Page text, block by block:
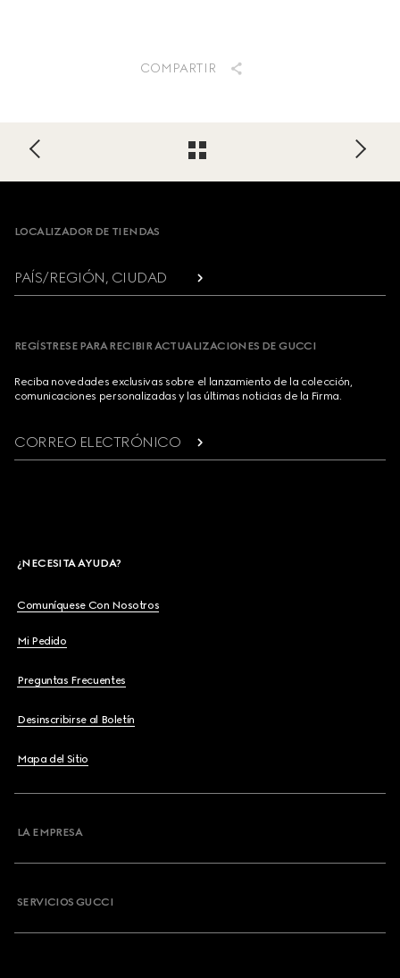
COMPARTIR
LOCALIZADOR DE TIENDAS
PAÍS/REGIÓN, CIUDAD
REGÍSTRESE PARA RECIBIR ACTUALIZACIONES DE GUCCI
Reciba novedades exclusivas sobre el lanzamiento de la colección,
comunicaciones personalizadas y las últimas noticias de la Firma.
CORREO ELECTRÓNICO
¿NECESITA AYUDA?
Comuníquese Con Nosotros
Mi Pedido
Preguntas Frecuentes
Desinscribirse al Boletín
Mapa del Sitio
LA EMPRESA
SERVICIOS GUCCI